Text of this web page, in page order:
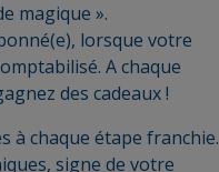
magique ».
lorsque votre
A chaque
des cadeaux !
à chaque étape franchie.
signe de votre